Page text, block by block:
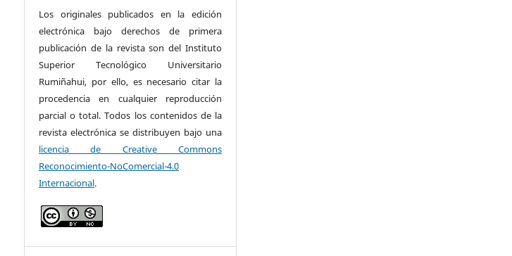
Los originales publicados en la edición
electrónica bajo derechos de primera
publicación de la revista son del Instituto
Superior Tecnológico Universitario
Rumiñahui, por ello, es necesario citar la
procedencia en cualquier reproducción
parcial o total. Todos los contenidos de la
revista electrónica se distribuyen bajo una
licencia de Creative Commons
Reconocimiento-NoComercial-4.0
Internacional.